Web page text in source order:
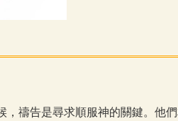
，禱告是尋求順服神的關鍵。他